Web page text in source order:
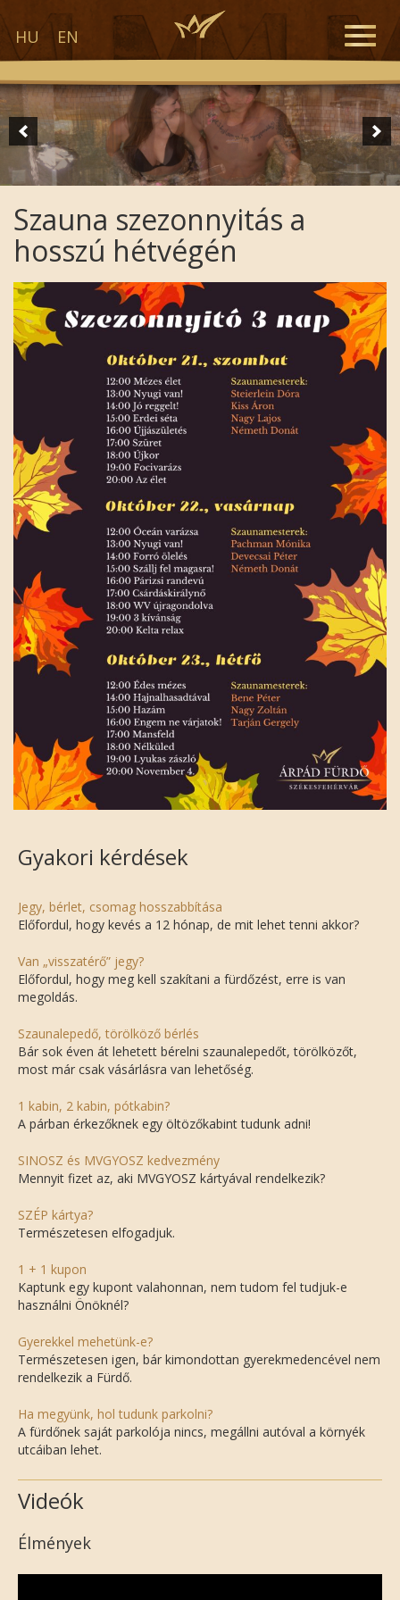
HU EN
Toggle
Szauna szezonnyitás a
hosszú hétvégén
Gyakori kérdések
Jegy, bérlet, csomag hosszabbítása
Előfordul, hogy kevés a 12 hónap, de mit lehet tenni akkor?
Van „visszatérő” jegy?
Előfordul, hogy meg kell szakítani a fürdőzést, erre is van
megoldás.
Szaunalepedő, törölköző bérlés
Bár sok éven át lehetett bérelni szaunalepedőt, törölközőt,
most már csak vásárlásra van lehetőség.
1 kabin, 2 kabin, pótkabin?
A párban érkezőknek egy öltözőkabint tudunk adni!
SINOSZ és MVGYOSZ kedvezmény
Mennyit fizet az, aki MVGYOSZ kártyával rendelkezik?
SZÉP kártya?
Természetesen elfogadjuk.
1 + 1 kupon
Kaptunk egy kupont valahonnan, nem tudom fel tudjuk-e
használni Önöknél?
Gyerekkel mehetünk-e?
Természetesen igen, bár kimondottan gyerekmedencével nem
rendelkezik a Fürdő.
Ha megyünk, hol tudunk parkolni?
A fürdőnek saját parkolója nincs, megállni autóval a környék
utcáiban lehet.
Videók
Élmények